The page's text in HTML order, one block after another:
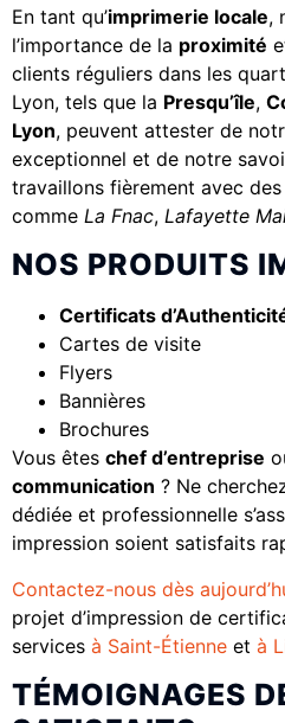
En tant qu’imprimerie locale,
l’importance de la proximité
clients réguliers dans les
Lyon, tels que la Presqu’île,
Lyon, peuvent attester de
exceptionnel et de notre
travaillons fièrement avec
comme La Fnac, Lafayette
NOS PRODUITS
Certificats
Cartes de visite
Flyers
Bannières
Brochures
Vous êtes chef d’entreprise
communication ? Ne
dédiée et professionnelle
impression soient satisfaits
Contactez-nous dès
projet d’impression de
services à Saint-Étienne et à
TÉMOIGNAGES